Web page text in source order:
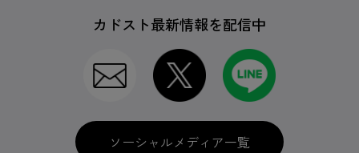
カドスト最新情報を配信中
ソーシャルメディア一覧